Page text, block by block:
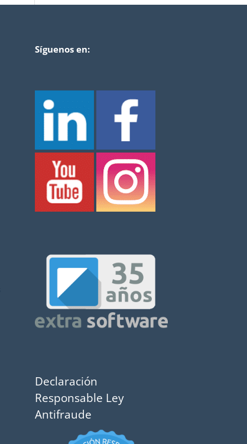
Síguenos en:
Declaración
Responsable Ley
Antifraude